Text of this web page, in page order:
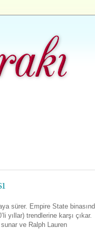
sürer. Empire State
yıllar) trendlerine karşı çıkar.
ve Ralph Lauren